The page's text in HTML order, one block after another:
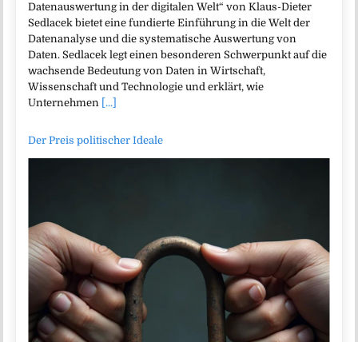
Datenauswertung in der digitalen Welt“ von Klaus-Dieter
Sedlacek bietet eine fundierte Einführung in die Welt der
Datenanalyse und die systematische Auswertung von
Daten. Sedlacek legt einen besonderen Schwerpunkt auf die
wachsende Bedeutung von Daten in Wirtschaft,
Wissenschaft und Technologie und erklärt, wie
Unternehmen [...]
Der Preis politischer Ideale